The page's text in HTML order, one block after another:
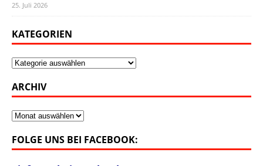
25. Juli 2026
KATEGORIEN
Kategorien
ARCHIV
Archiv
FOLGE UNS BEI FACEBOOK: